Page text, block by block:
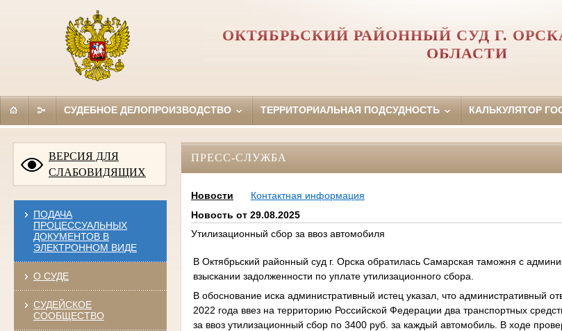
ОКТЯБРЬСКИЙ РАЙОННЫЙ СУД Г.
ОБЛАСТИ
СУДЕБНОЕ ДЕЛОПРОИЗВОДСТВО ТЕРРИТОРИАЛЬНАЯ ПОДСУДНОСТЬ КАЛЬКУЛЯТОР
ВЕРСИЯ ДЛЯ
СЛАБОВИДЯЩИХ
ПОДАЧА
ПРОЦЕССУАЛЬНЫХ
ДОКУМЕНТОВ В
ЭЛЕКТРОННОМ ВИДЕ
О СУДЕ
СУДЕЙСКОЕ
СООБЩЕСТВО
ПРЕСС-СЛУЖБА
Новости
Контактная информация
Новость от 29.08.2025
Утилизационный сбор за ввоз автомобиля
В Октябрьский районный суд г. Орска обратилась Самарская таможня с
взыскании задолженности по уплате утилизационного сбора.
В обоснование иска административный истец указал, что административный
2022 года ввез на территорию Российской Федерации два транспортных
за ввоз утилизационный сбор по 3400 руб. за каждый автомобиль. В ходе